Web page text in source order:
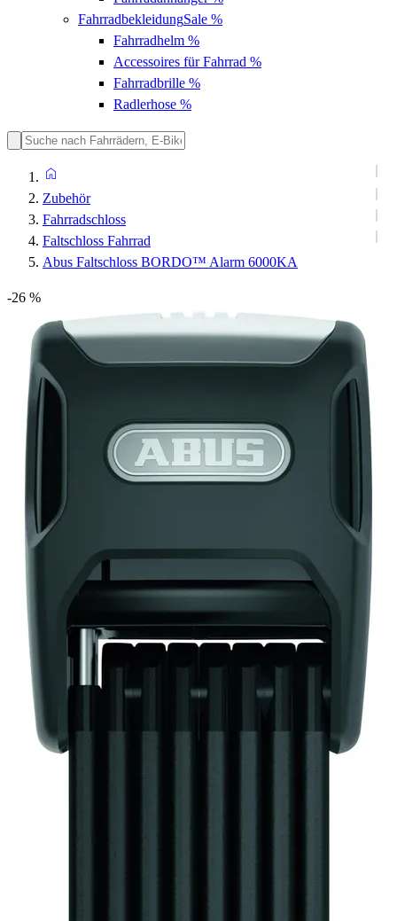
FahrradbekleidungSale %
Fahrradhelm %
Accessoires für Fahrrad %
Fahrradbrille %
Radlerhose %
Zubehör
Fahrradschloss
Faltschloss Fahrrad
Abus Faltschloss BORDO™ Alarm 6000KA
-26 %